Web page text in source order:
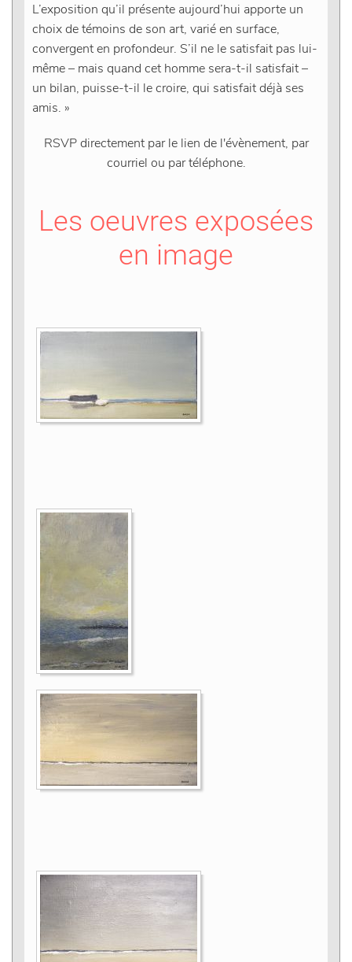
L’exposition qu’il présente aujourd’hui apporte un
choix de témoins de son art, varié en surface,
convergent en profondeur. S’il ne le satisfait pas lui-
même – mais quand cet homme sera-t-il satisfait –
un bilan, puisse-t-il le croire, qui satisfait déjà ses
amis. »
RSVPdirectement par le lien de l'évènement, par
courriel ou par téléphone.
Les oeuvres exposées
en image